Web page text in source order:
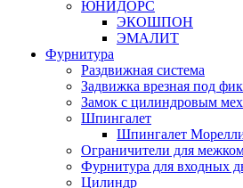
ЮНИДОРС
ЭКОШПОН
ЭМАЛИТ
Фурнитура
Раздвижная система
Задвижка врезная под
Замок с цилиндровым
Шпингалет
Шпингалет
Ограничители для
Фурнитура для входных
Цилиндр